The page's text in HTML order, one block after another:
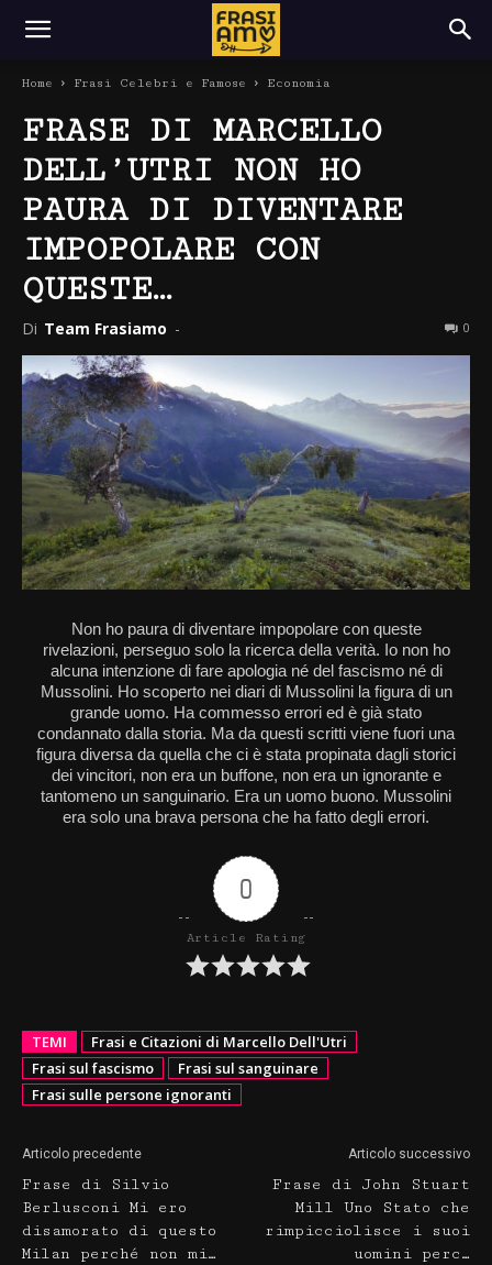
Home Frasi Celebri e Famose Economia
FRASE DI MARCELLO
DELL’UTRI NON HO
PAURA DI DIVENTARE
IMPOPOLARE CON
QUESTE…
Di Team Frasiamo - 0
Non ho paura di diventare impopolare con queste
rivelazioni, perseguo solo la ricerca della verità. Io non ho
alcuna intenzione di fare apologia né del fascismo né di
Mussolini. Ho scoperto nei diari di Mussolini la figura di un
grande uomo. Ha commesso errori ed è già stato
condannato dalla storia. Ma da questi scritti viene fuori una
figura diversa da quella che ci è stata propinata dagli storici
dei vincitori, non era un buffone, non era un ignorante e
tantomeno un sanguinario. Era un uomo buono. Mussolini
era solo una brava persona che ha fatto degli errori.
0
Article Rating
TEMI
Frasi e Citazioni di Marcello Dell'Utri
Frasi sul fascismo
Frasi sul sanguinare
Frasi sulle persone ignoranti
Articolo precedente
Frase di Silvio
Berlusconi Mi ero
disamorato di questo
Milan perché non mi…
Articolo successivo
Frase di John Stuart
Mill Uno Stato che
rimpicciolisce i suoi
uomini perc…